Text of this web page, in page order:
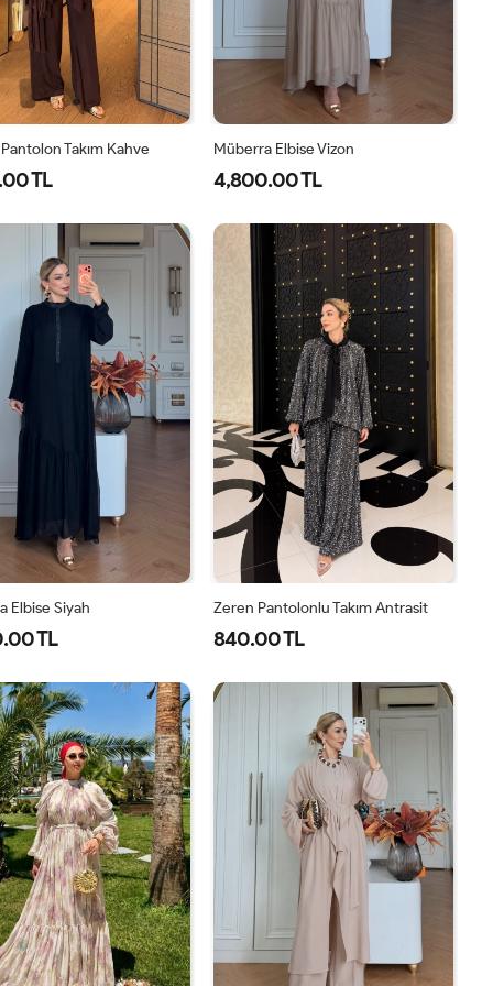
40
42-
44
Takım Kahve
TL
40-
42-
44
46-
48-
50
Müberra Elbise Vizon
4,800.00 TL
40-
42-
44
46-
48-
50
Elbise Siyah
TL
44
44-
46
48-
Zeren Pantolonlu Takım Antrasit
840.00 TL